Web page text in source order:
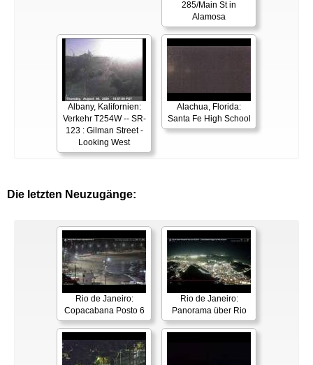
285/Main St in
Alamosa
Albany, Kalifornien:
Verkehr T254W -- SR-
123 : Gilman Street -
Looking West
Alachua, Florida:
Santa Fe High School
Die letzten Neuzugänge:
Rio de Janeiro:
Copacabana Posto 6
Rio de Janeiro:
Panorama über Rio